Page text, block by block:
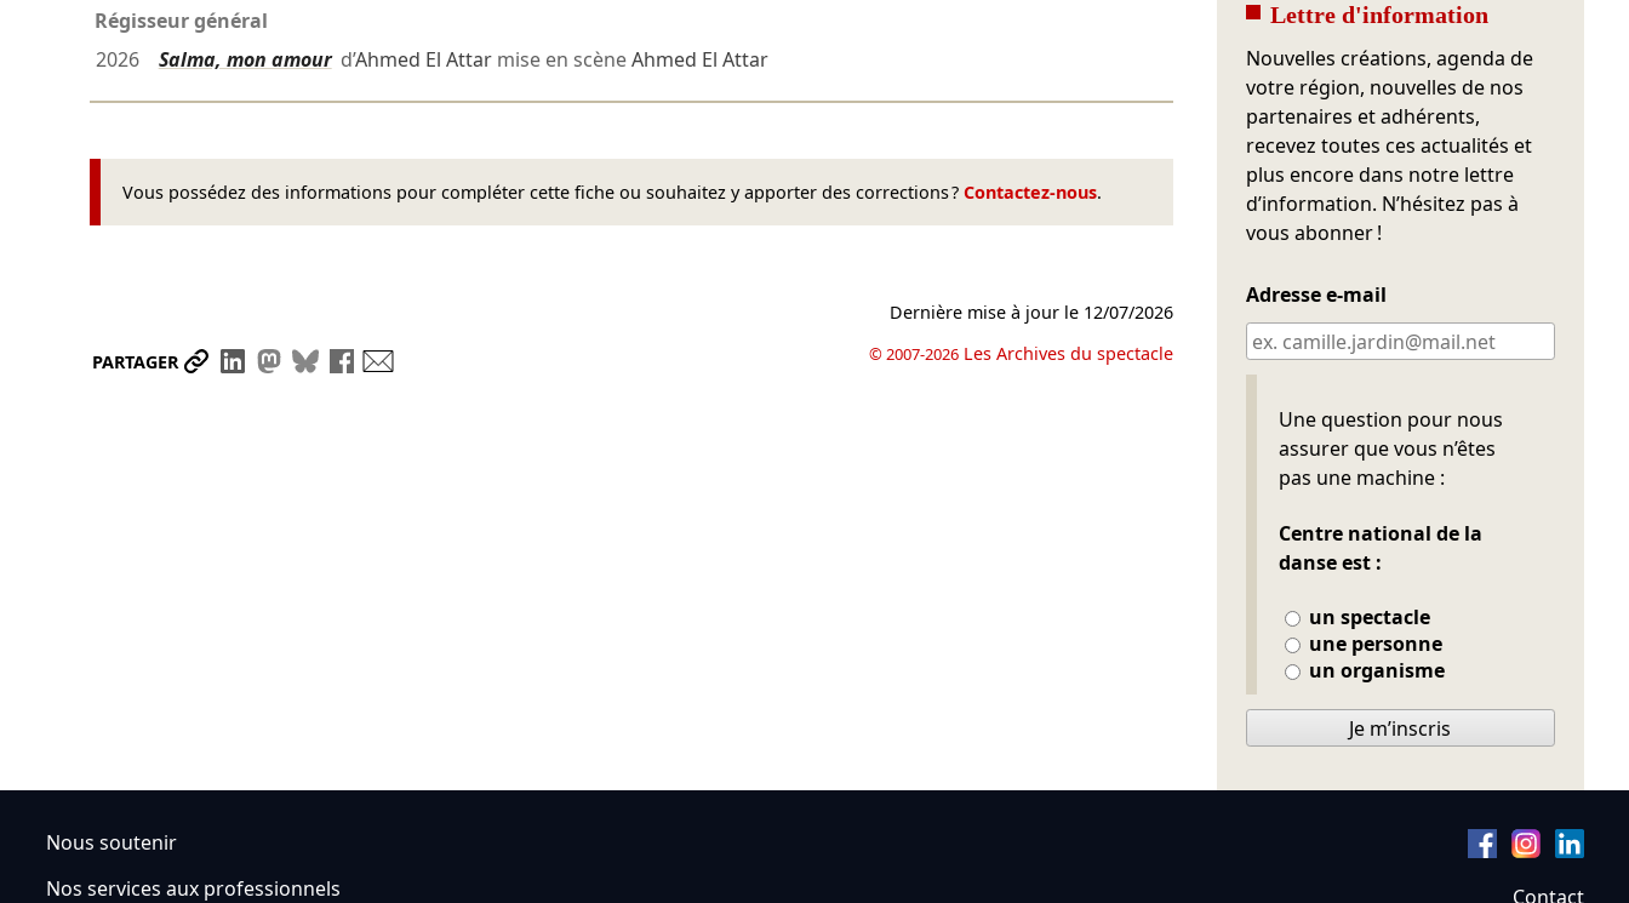
Régisseur général
2026
Salma, mon amourd’Ahmed El Attarmise en scèneAhmed El Attar
Vous possédez des informations pour compléter cette fiche ou souhaitez y apporter des corrections ? Contactez-nous.
PARTAGER Partager le lien
Partager sur LinkedIn
Partager sur Mastodon
Partager sur Bluesky
Partager sur Facebook
Dernière mise à jour le 12/07/2026
© 2007-2026 Les Archives du spectacle
Lettre d'information
Nouvelles créations, agenda de
votre région, nouvelles de nos
partenaires et adhérents,
recevez toutes ces actualités et
plus encore dans notre lettre
d’information. N’hésitez pas à
vous abonner !
Adresse e-mail
Une question pour nous
assurer que vous n’êtes
pas une machine :
Centre national de la
danse est :
un spectacle
une personne
un organisme
Ne pas remplir
Je m’inscris
Nous soutenir
Nos services aux professionnels
Contact